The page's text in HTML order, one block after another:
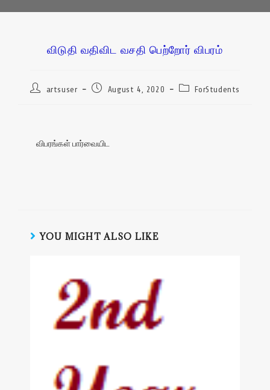
விடுதி வதிவிட வசதி பெற்றோர் விபரம்
artsuser August 4, 2020 ForStudents
விபரங்கள் பார்வையிட
YOU MIGHT ALSO LIKE